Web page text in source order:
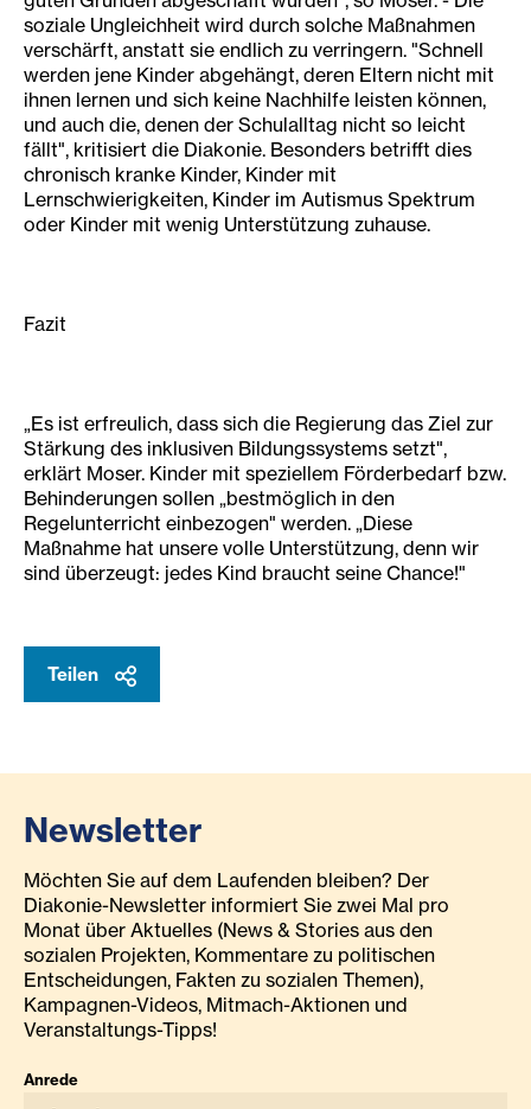
soziale Ungleichheit wird durch solche Maßnahmen
verschärft, anstatt sie endlich zu verringern. "Schnell
werden jene Kinder abgehängt, deren Eltern nicht mit
ihnen lernen und sich keine Nachhilfe leisten können,
und auch die, denen der Schulalltag nicht so leicht
fällt", kritisiert die Diakonie. Besonders betrifft dies
chronisch kranke Kinder, Kinder mit
Lernschwierigkeiten, Kinder im Autismus Spektrum
oder Kinder mit wenig Unterstützung zuhause.
Fazit
„Es ist erfreulich, dass sich die Regierung das Ziel zur
Stärkung des inklusiven Bildungssystems setzt",
erklärt Moser. Kinder mit speziellem Förderbedarf bzw.
Behinderungen sollen „bestmöglich in den
Regelunterricht einbezogen" werden. „Diese
Maßnahme hat unsere volle Unterstützung, denn wir
sind überzeugt: jedes Kind braucht seine Chance!"
Teilen
Newsletter
Möchten Sie auf dem Laufenden bleiben? Der
Diakonie-Newsletter informiert Sie zwei Mal pro
Monat über Aktuelles (News & Stories aus den
sozialen Projekten, Kommentare zu politischen
Entscheidungen, Fakten zu sozialen Themen),
Kampagnen-Videos, Mitmach-Aktionen und
Veranstaltungs-Tipps!
Anrede